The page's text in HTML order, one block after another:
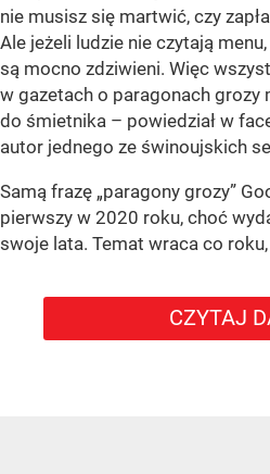
nie musisz się martwić, czy
Ale jeżeli ludzie nie czytają
są mocno zdziwieni. Więc
w gazetach o paragonach grozy
do śmietnika – powiedział w
autor jednego ze świnoujskich
Samą frazę „paragony grozy”
pierwszy w 2020 roku, choć
swoje lata. Temat wraca co
CZYTAJ